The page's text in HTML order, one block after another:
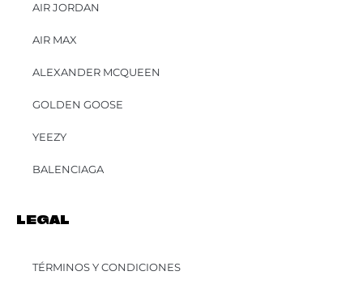
AIR JORDAN
AIR MAX
ALEXANDER MCQUEEN
GOLDEN GOOSE
YEEZY
BALENCIAGA
LEGAL
TÉRMINOS Y CONDICIONES